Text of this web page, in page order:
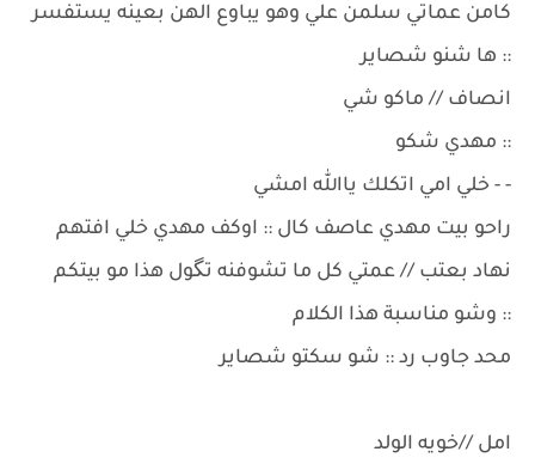
كامن عماتي سلمن علي وهو يباوع الهن بعينه يستفسر
:: ها شنو شصاير
انصاف // ماكو شي
:: مهدي شكو
- - خلي امي اتكلك ياالله امشي
راحو بيت مهدي عاصف كال :: اوكف مهدي خلي افتهم
نهاد بعتب // عمتي كل ما تشوفنه تگول هذا مو بيتكم
:: وشو مناسبة هذا الكلام
محد جاوب رد :: شو سكتو شصاير
امل //خويه الولد